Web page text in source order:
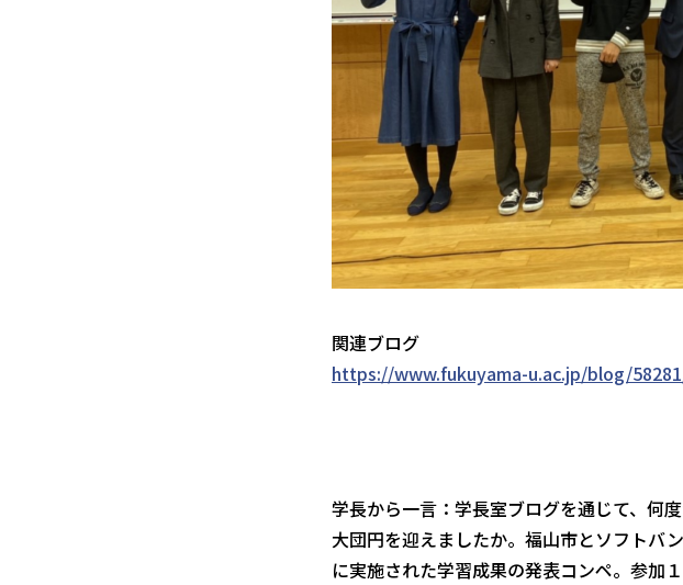
関連ブログ
https://www.fukuyama-u.ac.jp/blog/
学長から一言：学長室ブログを通じて、何
大団円を迎えましたか。福山市とソフトバ
に実施された学習成果の発表コンペ。参加